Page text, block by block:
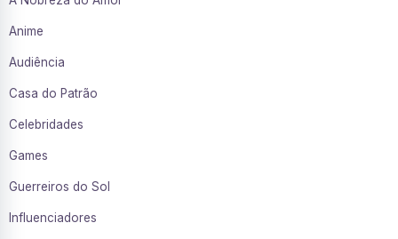
Anime
Audiência
Casa do Patrão
Celebridades
Games
Guerreiros do Sol
Influenciadores